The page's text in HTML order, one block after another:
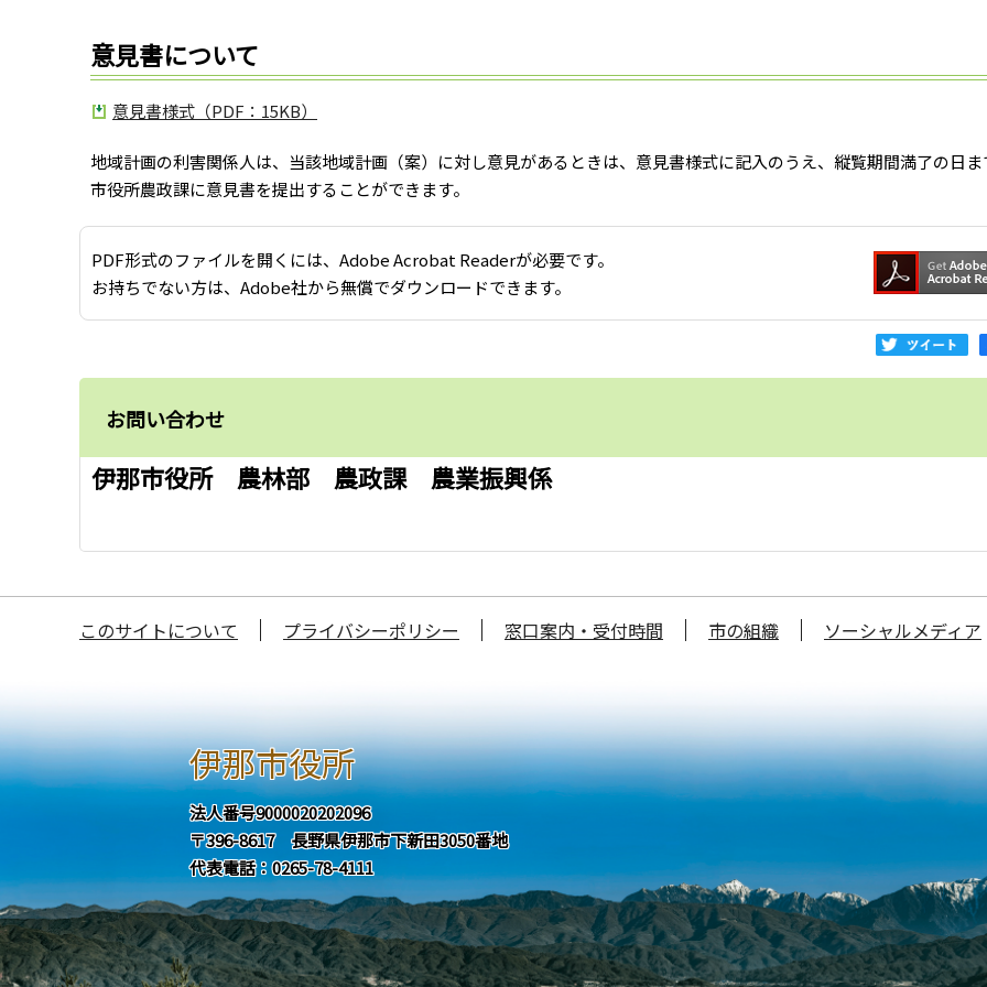
意見書について
意見書様式（PDF：15KB）
地域計画の利害関係人は、当該地域計画（案）に対し意見があるときは、意見書様式に記入のうえ、縦覧期間満了の日
市役所農政課に意見書を提出することができます。
PDF形式のファイルを開くには、Adobe Acrobat Readerが必要です。
お持ちでない方は、Adobe社から無償でダウンロードできます。
お問い合わせ
伊那市役所 農林部 農政課 農業振興係
このサイトについて プライバシーポリシー 窓口案内・受付時間 市の組織 ソーシャルメディア
伊那市役所
法人番号9000020202096
〒396-8617 長野県伊那市下新田3050番地
代表電話：0265-78-4111